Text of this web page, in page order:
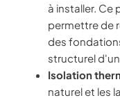
à installer. Ce
permettre de
des
structurel
Isolation
naturel et les